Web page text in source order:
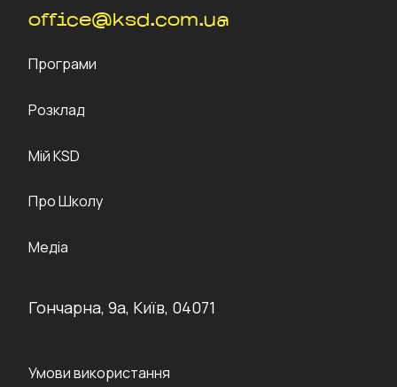
office@ksd.com.ua
Програми
Розклад
Мій KSD
Про Школу
Медіа
Гончарна, 9а, Київ, 04071
Умови використання